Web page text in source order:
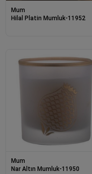
Mum
Hilal Platin Mumluk-11952
Mum
Nar Altın Mumluk-11950